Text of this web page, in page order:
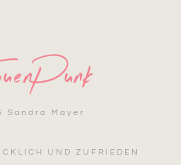
Sandra Mayer
UND ZUFRIEDEN